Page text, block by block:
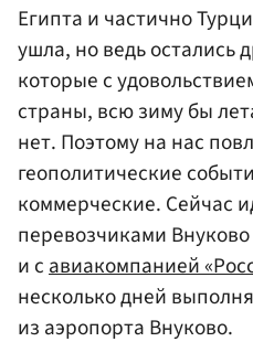
Египта и частично
ушла, но ведь остались
которые с
страны, всю зиму бы
нет. Поэтому на нас
геополитические
коммерческие. Сейчас
перевозчиками
и савиакомпанией
несколько дней
из аэропорта Внуково.